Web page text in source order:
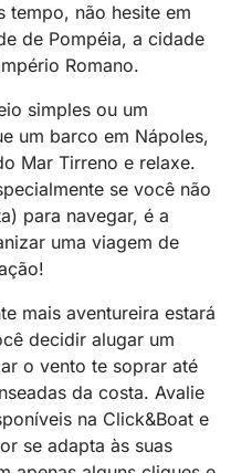
tempo, não hesite em
de Pompéia, a cidade
Romano.
simples ou um
um barco em Nápoles,
Mar Tirreno e relaxe.
se você não
para navegar, é a
uma viagem de
mais aventureira estará
decidir alugar um
o vento te soprar até
da costa. Avalie
na Click&Boat e
se adapta às suas